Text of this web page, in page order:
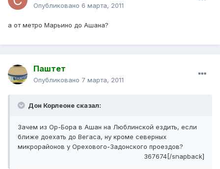
Опубликовано 6 марта, 2011
а от метро Марьино до Ашана?
Паштет
Опубликовано 7 марта, 2011
Дон Корлеоне сказал:
Зачем из Ор-Бора в Ашан на Люблинской ездить, если
ближе доехать до Вегаса, ну кроме северных
микрорайонов у Орехового-Задонского проездов?
367674[/snapback]